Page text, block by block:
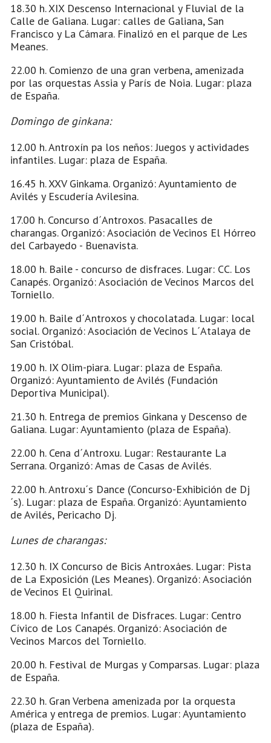
18.30 h. XIX Descenso Internacional y Fluvial de la
Calle de Galiana. Lugar: calles de Galiana, San
Francisco y La Cámara. Finalizó en el parque de Les
Meanes.
22.00 h. Comienzo de una gran verbena, amenizada
por las orquestas Assia y París de Noia. Lugar: plaza
de España.
Domingo de ginkana:
12.00 h. Antroxín pa los neños: Juegos y actividades
infantiles. Lugar: plaza de España.
16.45 h. XXV Ginkama. Organizó: Ayuntamiento de
Avilés y Escudería Avilesina.
17.00 h. Concurso d´Antroxos. Pasacalles de
charangas. Organizó: Asociación de Vecinos El Hórreo
del Carbayedo - Buenavista.
18.00 h. Baile - concurso de disfraces. Lugar: CC. Los
Canapés. Organizó: Asociación de Vecinos Marcos del
Torniello.
19.00 h. Baile d´Antroxos y chocolatada. Lugar: local
social. Organizó: Asociación de Vecinos L´Atalaya de
San Cristóbal.
19.00 h. IX Olim-piara. Lugar: plaza de España.
Organizó: Ayuntamiento de Avilés (Fundación
Deportiva Municipal).
21.30 h. Entrega de premios Ginkana y Descenso de
Galiana. Lugar: Ayuntamiento (plaza de España).
22.00 h. Cena d´Antroxu. Lugar: Restaurante La
Serrana. Organizó: Amas de Casas de Avilés.
22.00 h. Antroxu´s Dance (Concurso-Exhibición de Dj
´s). Lugar: plaza de España. Organizó: Ayuntamiento
de Avilés, Pericacho Dj.
Lunes de charangas:
12.30 h. IX Concurso de Bicis Antroxáes. Lugar: Pista
de La Exposición (Les Meanes). Organizó: Asociación
de Vecinos El Quirinal.
18.00 h. Fiesta Infantil de Disfraces. Lugar: Centro
Cívico de Los Canapés. Organizó: Asociación de
Vecinos Marcos del Torniello.
20.00 h. Festival de Murgas y Comparsas. Lugar: plaza
de España.
22.30 h. Gran Verbena amenizada por la orquesta
América y entrega de premios. Lugar: Ayuntamiento
(plaza de España).